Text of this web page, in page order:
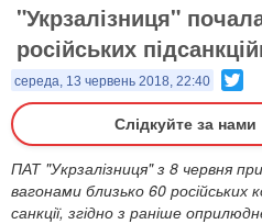
"Укрзалізниця"
російських
середа, 13 червень 2018, 22:40
Слідкуйте за нами
ПАТ "Укрзалізниця" з 8 червня
вагонами близько 60 російських
санкції, згідно з раніше